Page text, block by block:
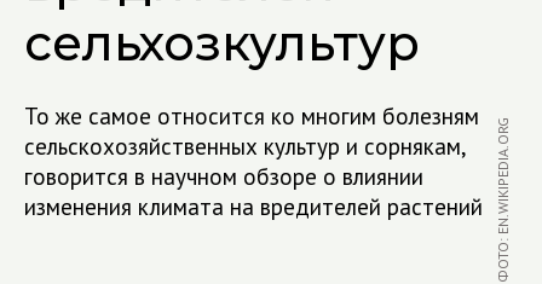
сельхозкультур
То же самое относится ко многим болезням
сельскохозяйственных культур и сорнякам,
говорится в научном обзоре о влиянии
изменения климата на вредителей растений ФОТО: EN.WIKIPEDIA.ORG